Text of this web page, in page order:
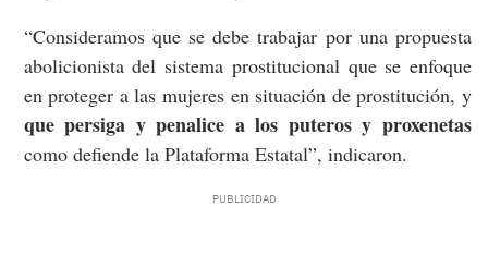
“Consideramos que se debe trabajar por una propuesta
abolicionista del sistema prostitucional que se enfoque
en proteger a las mujeres en situación de prostitución, y
que persiga y penalice a los puteros y proxenetas
como defiende la Plataforma Estatal”, indicaron.